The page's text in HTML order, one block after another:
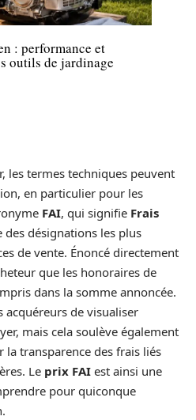
: performance et
outils de jardinage
les termes techniques peuvent
en particulier pour les
FAI, qui signifie Frais
des désignations les plus
de vente. Énoncé directement
que les honoraires de
dans la somme annoncée.
acquéreurs de visualiser
mais cela soulève également
la transparence des frais liés
Le prix FAI est ainsi une
pour quiconque